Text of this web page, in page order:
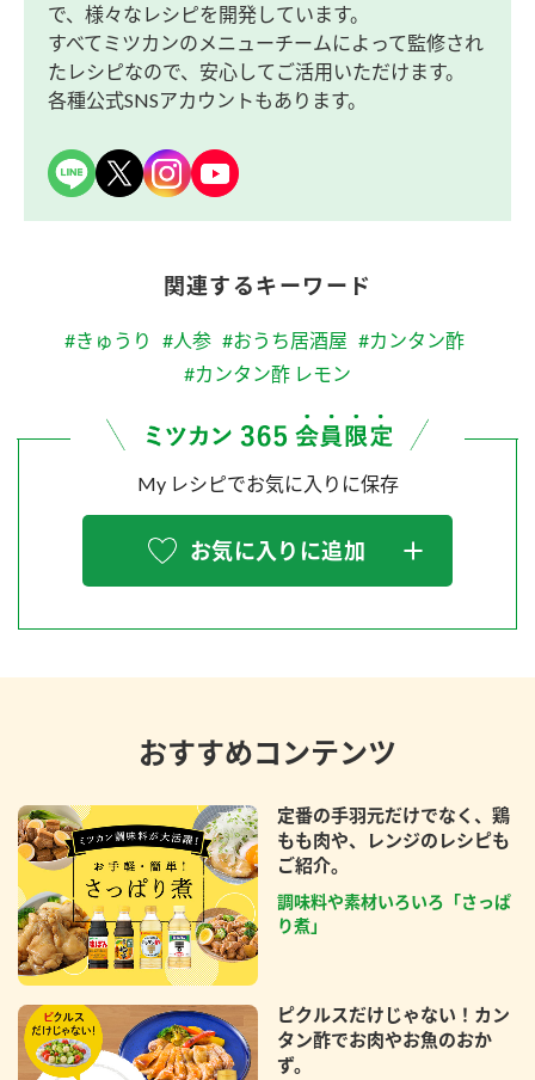
で、様々なレシピを開発しています。
すべてミツカンのメニューチームによって監修され
たレシピなので、安心してご活用いただけます。
各種公式SNSアカウントもあります。
関連するキーワード
#きゅうり #人参 #おうち居酒屋 #カンタン酢
#カンタン酢 レモン
My レシピでお気に入りに保存
お気に入りに追加
おすすめコンテンツ
定番の手羽元だけでなく、鶏
もも肉や、レンジのレシピも
ご紹介。
調味料や素材いろいろ「さっぱ
り煮」
ピクルスだけじゃない！カン
タン酢でお肉やお魚のおか
ず。